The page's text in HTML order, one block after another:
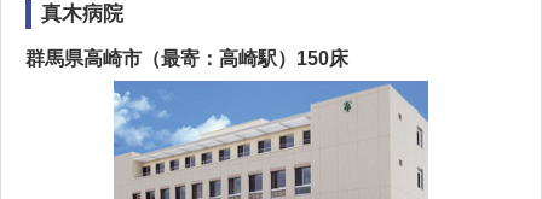
真木病院
群馬県高崎市（最寄：高崎駅）150床